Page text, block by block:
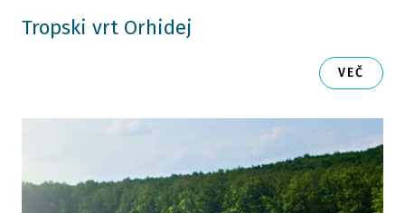
Tropski vrt Orhidej
VEČ